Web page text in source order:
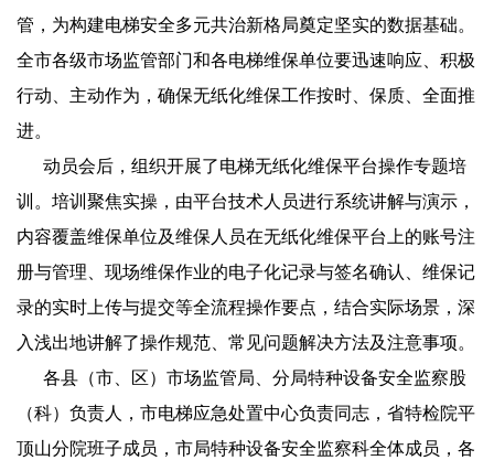
管，为构建电梯安全多元共治新格局奠定坚实的数据基础。
全市各级市场监管部门和各电梯维保单位要迅速响应、积极
行动、主动作为，确保无纸化维保工作按时、保质、全面推
进。
动员会后，组织开展了电梯无纸化维保平台操作专题培
训。培训聚焦实操，由平台技术人员进行系统讲解与演示，
内容覆盖维保单位及维保人员在无纸化维保平台上的账号注
册与管理、现场维保作业的电子化记录与签名确认、维保记
录的实时上传与提交等全流程操作要点，结合实际场景，深
入浅出地讲解了操作规范、常见问题解决方法及注意事项。
各县（市、区）市场监管局、分局特种设备安全监察股
（科）负责人，市电梯应急处置中心负责同志，省特检院平
顶山分院班子成员，市局特种设备安全监察科全体成员，各